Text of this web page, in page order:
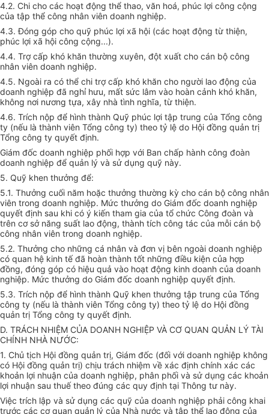
4.2. Chi cho các hoạt động thể thao, văn hoá, phúc lợi công cộng
của tập thể công nhân viên doanh nghiệp.
4.3. Đóng góp cho quỹ phúc lợi xã hội (các hoạt động từ thiện,
phúc lợi xã hội công cộng...).
4.4. Trợ cấp khó khăn thường xuyên, đột xuất cho cán bộ công
nhân viên doanh nghiệp.
4.5. Ngoài ra có thể chi trợ cấp khó khăn cho người lao động của
doanh nghiệp đã nghỉ hưu, mất sức lâm vào hoàn cảnh khó khăn,
không nơi nương tựa, xây nhà tình nghĩa, từ thiện.
4.6. Trích nộp để hình thành Quỹ phúc lợi tập trung của Tổng công
ty (nếu là thành viên Tổng công ty) theo tỷ lệ do Hội đồng quản trị
Tổng công ty quyết định.
Giám đốc doanh nghiệp phối hợp với Ban chấp hành công đoàn
doanh nghiệp để quản lý và sử dụng quỹ này.
5. Quỹ khen thưởng để:
5.1. Thưởng cuối năm hoặc thưởng thường kỳ cho cán bộ công nhân
viên trong doanh nghiệp. Mức thưởng do Giám đốc doanh nghiệp
quyết định sau khi có ý kiến tham gia của tổ chức Công đoàn và
trên cơ sở năng suất lao động, thành tích công tác của mỗi cán bộ
công nhân viên trong doanh nghiệp.
5.2. Thưởng cho những cá nhân và đơn vị bên ngoài doanh nghiệp
có quan hệ kinh tế đã hoàn thành tốt những điều kiện của hợp
đồng, đóng góp có hiệu quả vào hoạt động kinh doanh của doanh
nghiệp. Mức thưởng do Giám đốc doanh nghiệp quyết định.
5.3. Trích nộp để hình thành Quỹ khen thưởng tập trung của Tổng
công ty (nếu là thành viên Tổng công ty) theo tỷ lệ do Hội đồng
quản trị Tổng công ty quyết định.
D. TRÁCH NHIỆM CỦA DOANH NGHIỆP VÀ CƠ QUAN QUẢN LÝ TÀI
CHÍNH NHÀ NƯỚC:
1. Chủ tịch Hội đồng quản trị, Giám đốc (đối với doanh nghiệp không
có Hội đồng quản trị) chịu trách nhiệm về xác định chính xác các
khoản lợi nhuận của doanh nghiệp, phân phối và sử dụng các khoản
lợi nhuận sau thuế theo đúng các quy định tại Thông tư này.
Việc trích lập và sử dụng các quỹ của doanh nghiệp phải công khai
trước các cơ quan quản lý của Nhà nước và tập thể lao động của